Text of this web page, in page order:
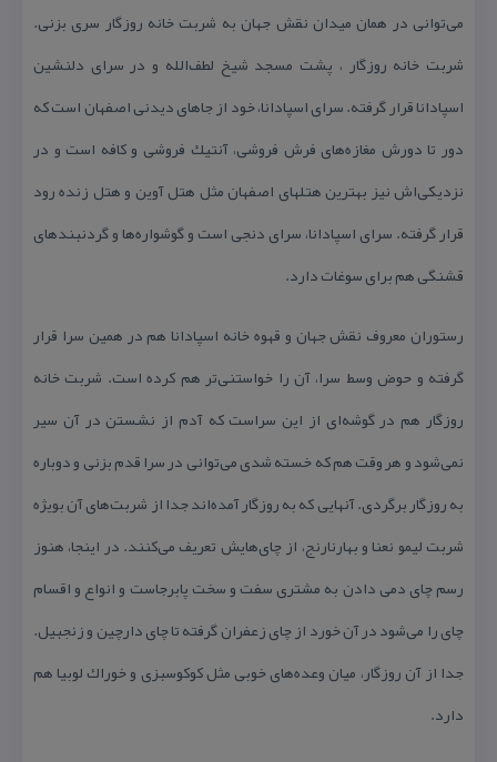
می‌توانی در همان میدان نقش جهان به شربت خانه روزگار سری بزنی.
شربت خانه روزگار ، پشت مسجد شیخ لطف‌الله و در سرای دلنشین
اسپادانا قرار گرفته. سرای اسپادانا، خود از جاهای دیدنی اصفهان است كه
دور تا دورش مغازه‌های فرش فروشی، آنتیك فروشی و كافه است و در
نزدیكی‌اش نیز بهترین هتلهای اصفهان مثل هتل آوین و هتل زنده رود
قرار گرفته. سرای اسپادانا، سرای دنجی است و گوشواره‌‌ها و گردنبندهای
قشنگی هم برای سوغات دارد.
رستوران معروف نقش جهان و قهوه خانه اسپادانا هم در همین سرا قرار
گرفته و حوض وسط سرا، آن را خواستنی‌تر هم كرده است. شربت خانه
روزگار هم در گوشه‌ای از این سراست كه آدم از نشستن در آن سیر
نمی‌شود و هر وقت هم كه خسته شدی می‌توانی در سرا قدم بزنی و دوباره
به روزگار برگردی. آنهایی كه به روزگار آمده‌اند جدا از شربت‌های آن بویژه
شربت لیمو نعنا و بهارنارنج، از چای‌هایش تعریف می‌كنند. در اینجا، هنوز
رسم چای دمی دادن به مشتری سفت و سخت پابرجاست و انواع و اقسام
چای را می‌شود در آن خورد از چای زعفران گرفته تا چای دارچین و زنجبیل.
جدا از آن روزگار، میان وعده‌های خوبی مثل كوكوسبزی و خوراك لوبیا هم
دارد.